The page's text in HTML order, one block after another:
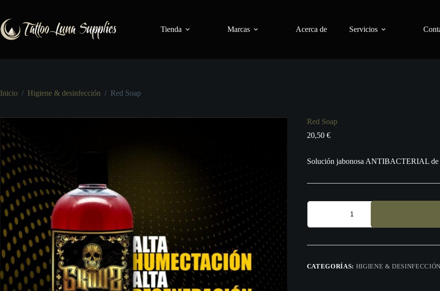
contenido
Tienda
Marcas Acerca de Servicios
Inicio / Higiene & desinfección / Red Soap
Red Soap
20,50 €
Solución jabonosa ANTIBACTERIAL de
Red
CATEGORÍAS: HIGIENE & DESINFECCIÓN